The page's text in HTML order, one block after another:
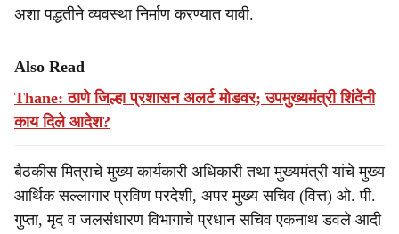
अशा पद्धतीने व्यवस्था निर्माण करण्यात यावी.
Also Read
Thane: ठाणे जिल्हा प्रशासन अलर्ट मोडवर; उपमुख्यमंत्री शिंदेंनी
काय दिले आदेश?
बैठकीस मित्राचे मुख्य कार्यकारी अधिकारी तथा मुख्यमंत्री यांचे मुख्य
आर्थिक सल्लागार प्रविण परदेशी, अपर मुख्य सचिव (वित्त) ओ. पी.
गुप्ता, मृद व जलसंधारण विभागाचे प्रधान सचिव एकनाथ डवले आदी